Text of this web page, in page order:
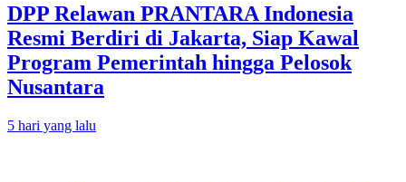
DPP Relawan PRANTARA Indonesia
Resmi Berdiri di Jakarta, Siap Kawal
Program Pemerintah hingga Pelosok
Nusantara
5 hari yang lalu